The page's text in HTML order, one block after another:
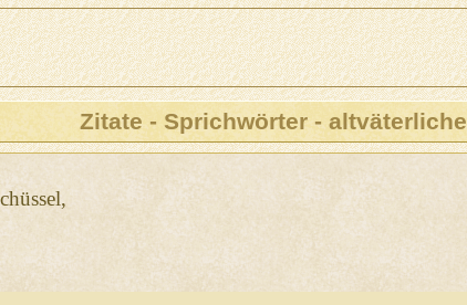
Zitate - Sprichwörter - altväterliche